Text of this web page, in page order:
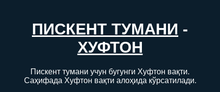
ПИСКЕНТ ТУМАНИ -
ХУФТОН
Пискент тумани учун бугунги Хуфтон вақти.
Саҳифада Хуфтон вақти алоҳида кўрсатилади.